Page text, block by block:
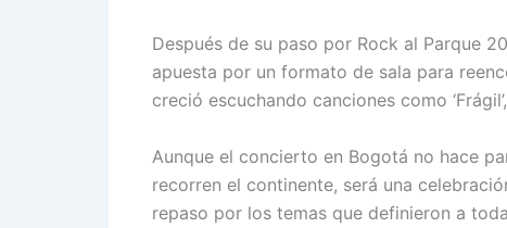
Después de su paso por Rock al Parque
apuesta por un formato de sala para
creció escuchando canciones como ‘Frágil’,
Aunque el concierto en Bogotá no hace
recorren el continente, será una
repaso por los temas que definieron a